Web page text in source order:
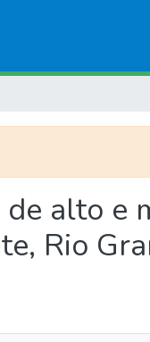
de alto e
Rio